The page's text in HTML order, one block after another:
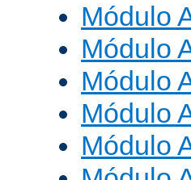
Módulo
Módulo
Módulo
Módulo
Módulo